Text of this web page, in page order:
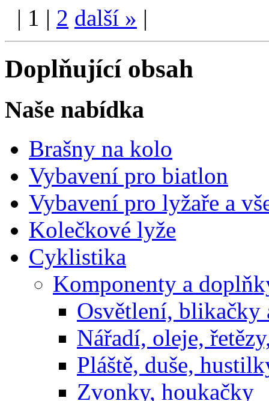
| 1 | 2 další » |
Doplňující obsah
Naše nabídka
Brašny na kolo
Vybavení pro biatlon
Vybavení pro lyžaře a
Kolečkové lyže
Cyklistika
Komponenty a
Osvětlení, blikačky
Nářadí, oleje,
Pláště, duše,
Zvonky, houkačky